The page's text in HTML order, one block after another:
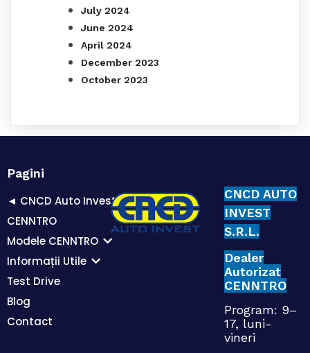
July 2024
June 2024
April 2024
December 2023
October 2023
Pagini
◄ CNCD Auto Invest
CENNTRO
Modele CENNTRO
Informații Utile
Test Drive
Blog
Contact
CNCD AUTO
INVEST
S.R.L.
Dealer
Autorizat
CENNTRO
Program: 9–
17, luni-
vineri